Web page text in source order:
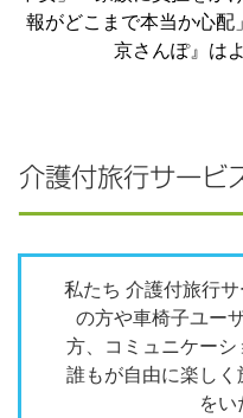
報がどこまで本当か心配
京さんぽ』は
介護付旅行サービ
私たち 介護付旅行
の方や車椅子ユー
方、コミュニケー
誰もが自由に楽し
をい